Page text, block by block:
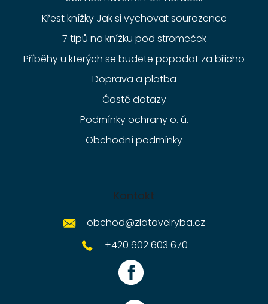
Křest knížky Jak si vychovat sourozence
7 tipů na knížku pod stromeček
Příběhy u kterých se budete popadat za břicho
Doprava a platba
Časté dotazy
Podmínky ochrany o. ú.
Obchodní podmínky
Kontakt
obchod@zlatavelryba.cz
+420 602 603 670